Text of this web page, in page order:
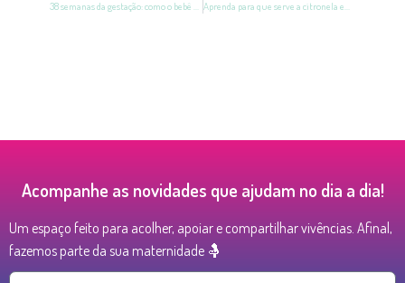
38 semanas da gestação: como o bebê está, parto e mais Aprenda para que serve a citronela em nosso guia completo
Acompanhe as novidades que ajudam no dia a dia!
Um espaço feito para acolher, apoiar e compartilhar vivências. Afinal,
fazemos parte da sua maternidade 🤱